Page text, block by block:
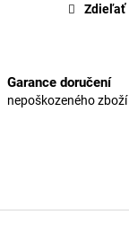
Zdieľať
Garance doručení
nepoškozeného zboží